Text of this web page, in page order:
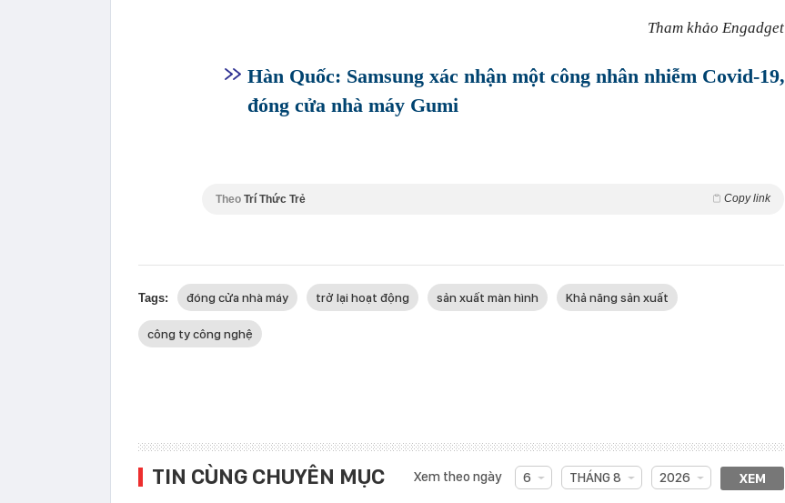
Tham khảo Engadget
Hàn Quốc: Samsung xác nhận một công nhân nhiễm Covid-19,
đóng cửa nhà máy Gumi
Theo Trí Thức Trẻ Copy link
Tags: đóng cửa nhà máy trở lại hoạt động sản xuất màn hình Khả năng sản xuất
công ty công nghệ
TIN CÙNG CHUYÊN MỤC Xem theo ngày 6 THÁNG 8 2026 XEM